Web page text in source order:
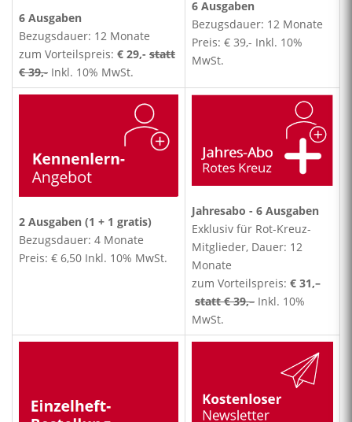
6 Ausgaben
Bezugsdauer: 12 Monate
zum Vorteilspreis: € 29,- statt
€ 39,- Inkl. 10% MwSt.
6 Ausgaben
Bezugsdauer: 12 Monate
Preis: € 39,- Inkl. 10%
MwSt.
2 Ausgaben (1 + 1 gratis)
Bezugsdauer: 4 Monate
Preis: € 6,50 Inkl. 10% MwSt.
Jahresabo - 6 Ausgaben
Exklusiv für Rot-Kreuz-
Mitglieder, Dauer: 12
Monate
zum Vorteilspreis: € 31,–
statt € 39,– Inkl. 10%
MwSt.